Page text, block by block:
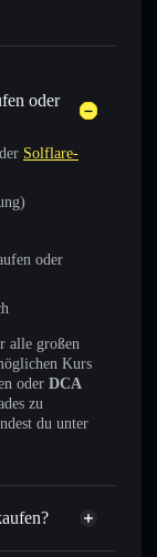
oder
Solflare-
oder
alle großen
Kurs
oder DCA
zu
du unter